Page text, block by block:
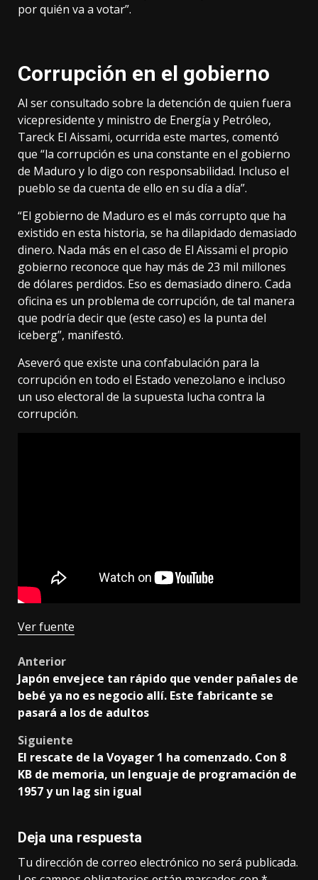
por quién va a votar”.
Corrupción en el gobierno
Al ser consultado sobre la detención de quien fuera
vicepresidente y ministro de Energía y Petróleo,
Tareck El Aissami, ocurrida este martes, comentó
que “la corrupción es una constante en el gobierno
de Maduro y lo digo con responsabilidad. Incluso el
pueblo se da cuenta de ello en su día a día”.
“El gobierno de Maduro es el más corrupto que ha
existido en esta historia, se ha dilapidado demasiado
dinero. Nada más en el caso de El Aissami el propio
gobierno reconoce que hay más de 23 mil millones
de dólares perdidos. Eso es demasiado dinero. Cada
oficina es un problema de corrupción, de tal manera
que podría decir que (este caso) es la punta del
iceberg”, manifestó.
Aseveró que existe una confabulación para la
corrupción en todo el Estado venezolano e incluso
un uso electoral de la supuesta lucha contra la
corrupción.
Ver fuente
Post
navigation
Anterior
Japón envejece tan rápido que vender pañales de
bebé ya no es negocio allí. Este fabricante se
pasará a los de adultos
Siguiente
El rescate de la Voyager 1 ha comenzado. Con 8
KB de memoria, un lenguaje de programación de
1957 y un lag sin igual
Deja una respuesta
Tu dirección de correo electrónico no será publicada.